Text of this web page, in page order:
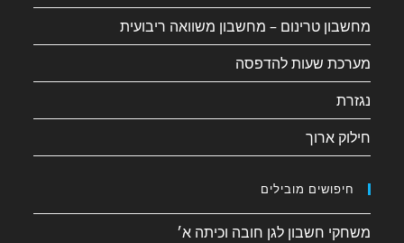
מחשבון טרינום – מחשבון משוואה ריבועית
מערכת שעות להדפסה
נגזרת
חילוק ארוך
חיפושים מובילים
משחקי חשבון לגן חובה וכיתה א׳